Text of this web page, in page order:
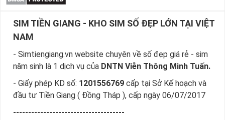
SIM TIỀN GIANG - KHO SIM SỐ ĐẸP LỚN TẠI VIỆT
NAM
- Simtiengiang.vn website chuyên về số đẹp giá rẻ - sim
năm sinh là 1 dịch vụ của DNTN Viễn Thông Minh Tuấn.
- Giấy phép KD số: 1201556769 cấp tại Sở Kế hoạch và
đầu tư Tiền Giang ( Đồng Tháp ), cấp ngày 06/07/2017
-------------------------------------